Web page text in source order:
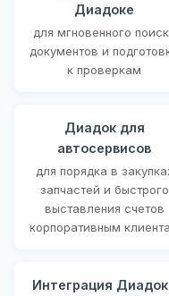
Диадоке
для мгновенного
документов и
к проверкам
Диадок для
автосервисов
для порядка в
запчастей и быстрого
выставления счетов
корпоративным
Интеграция